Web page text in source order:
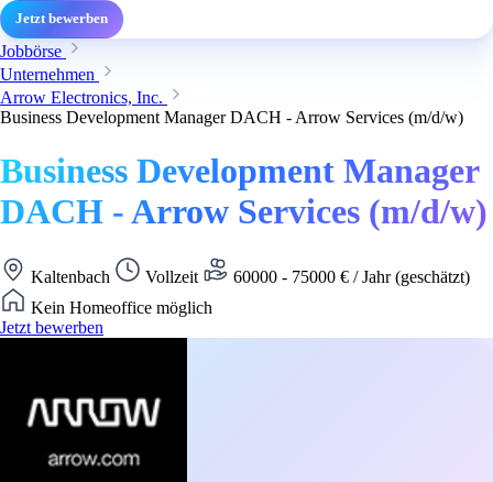
Jetzt bewerben
Jobbörse
Unternehmen
Arrow Electronics, Inc.
Business Development Manager DACH - Arrow Services (m/d/w)
Business Development Manager
DACH - Arrow Services (m/d/w)
Kaltenbach Vollzeit
60000 - 75000 € / Jahr (geschätzt)
Kein Homeoffice möglich
Jetzt bewerben